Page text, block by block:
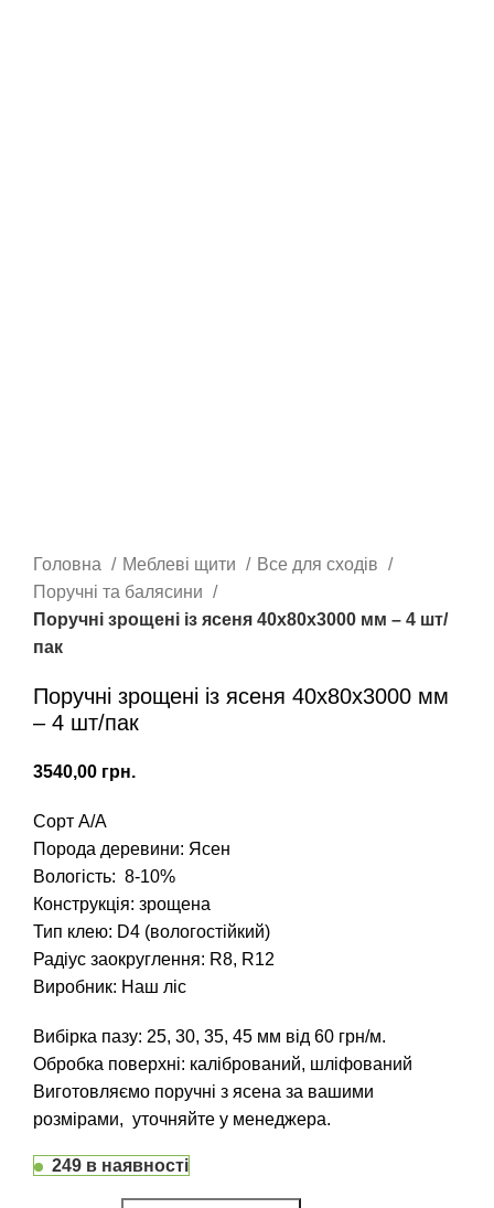
Головна Меблеві щити
Все для сходів
Поручні та балясини
Поручні зрощені із ясеня 40x80x3000 мм – 4 шт/
пак
Поручні зрощені із ясеня 40x80x3000 мм
– 4 шт/пак
грн.
Сорт А/А
Порода деревини: Ясен
Вологість: 8-10%
Конструкція: зрощена
Тип клею: D4 (вологостійкий)
Радіус заокруглення: R8, R12
Виробник: Наш ліс
Вибірка пазу: 25, 30, 35, 45 мм від 60 грн/м.
Обробка поверхні: калібрований, шліфований
Виготовляємо поручні з ясена за вашими
розмірами, уточняйте у менеджера.
249 в наявності